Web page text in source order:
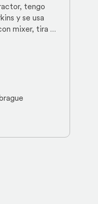
tengo
y se usa
mixer, tira
comodo en el